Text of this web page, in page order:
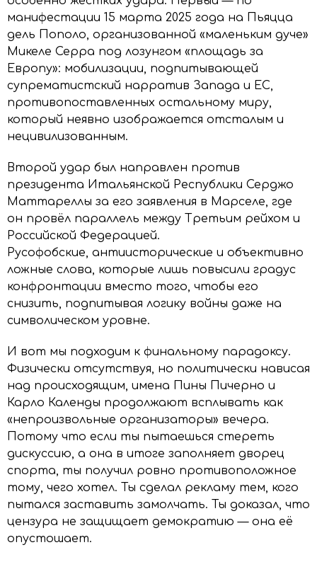
манифестации 15 марта 2025 года на Пьяцца
дель Пополо, организованной «маленьким дуче»
Микеле Серра под лозунгом «площадь за
Европу»: мобилизации, подпитывающей
супрематистский нарратив Запада и ЕС,
противопоставленных остальному миру,
который неявно изображается отсталым и
нецивилизованным.
Второй удар был направлен против
президента Итальянской Республики Серджо
Маттареллы за его заявления в Марселе, где
он провёл параллель между Третьим рейхом и
Российской Федерацией.
Русофобские, антиисторические и объективно
ложные слова, которые лишь повысили градус
конфронтации вместо того, чтобы его
снизить, подпитывая логику войны даже на
символическом уровне.
И вот мы подходим к финальному парадоксу.
Физически отсутствуя, но политически нависая
над происходящим, имена Пины Пичерно и
Карло Календы продолжают всплывать как
«непроизвольные организаторы» вечера.
Потому что если ты пытаешься стереть
дискуссию, а она в итоге заполняет дворец
спорта, ты получил ровно противоположное
тому, чего хотел. Ты сделал рекламу тем, кого
пытался заставить замолчать. Ты доказал, что
цензура не защищает демократию — она её
опустошает.